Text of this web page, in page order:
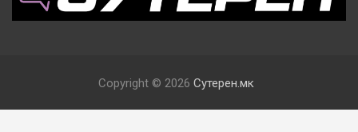
Copyright © 2026 Сутерен.мк